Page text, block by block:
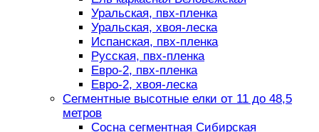
Уральская, пвх-пленка
Уральская, хвоя-леска
Испанская, пвх-пленка
Русская, пвх-пленка
Евро-2, пвх-пленка
Евро-2, хвоя-леска
Сегментные высотные елки от 11 до 48,5
метров
Сосна сегментная Сибирская